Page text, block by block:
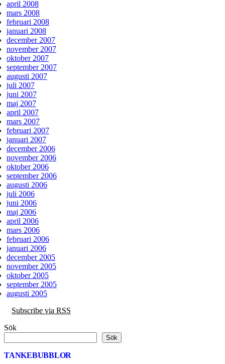
april 2008
mars 2008
februari 2008
januari 2008
december 2007
november 2007
oktober 2007
september 2007
augusti 2007
juli 2007
juni 2007
maj 2007
april 2007
mars 2007
februari 2007
januari 2007
december 2006
november 2006
oktober 2006
september 2006
augusti 2006
juli 2006
juni 2006
maj 2006
april 2006
mars 2006
februari 2006
januari 2006
december 2005
november 2005
oktober 2005
september 2005
augusti 2005
Subscribe via RSS
Sök
Sök
TANKEBUBBLOR